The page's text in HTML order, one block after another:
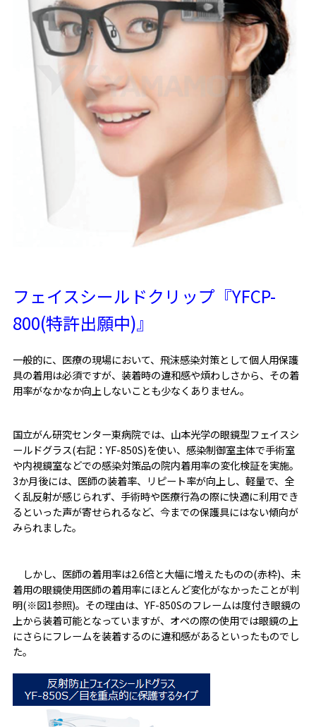
フェイスシールドクリップ『YFCP-
800(特許出願中)』
一般的に、医療の現場において、飛沫感染対策として個人用保護
具の着用は必須ですが、装着時の違和感や煩わしさから、その着
用率がなかなか向上しないことも少なくありません。
国立がん研究センター東病院では、山本光学の眼鏡型フェイスシ
ールドグラス(右記：YF-850S)を使い、感染制御室主体で手術室
や内視鏡室などでの感染対策品の院内着用率の変化検証を実施。
3か月後には、医師の装着率、リピート率が向上し、軽量で、全
く乱反射が感じられず、手術時や医療行為の際に快適に利用でき
るといった声が寄せられるなど、今までの保護具にはない傾向が
みられました。
しかし、医師の着用率は2.6倍と大幅に増えたものの(赤枠)、未
着用の眼鏡使用医師の着用率にほとんど変化がなかったことが判
明(※図1参照)。その理由は、YF-850Sのフレームは度付き眼鏡の
上から装着可能となっていますが、オペの際の使用では眼鏡の上
にさらにフレームを装着するのに違和感があるといったものでし
た。